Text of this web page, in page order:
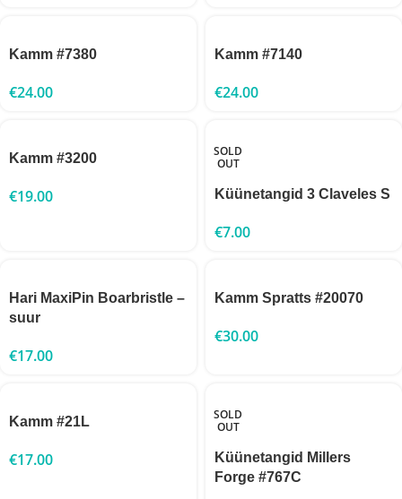
Kamm #7380
€24.00
Kamm #7140
€24.00
Kamm #3200
€19.00
SOLD
OUT
Küünetangid 3 Claveles S
€7.00
Hari MaxiPin Boarbristle –
suur
€17.00
Kamm Spratts #20070
€30.00
Kamm #21L
€17.00
SOLD
OUT
Küünetangid Millers
Forge #767С